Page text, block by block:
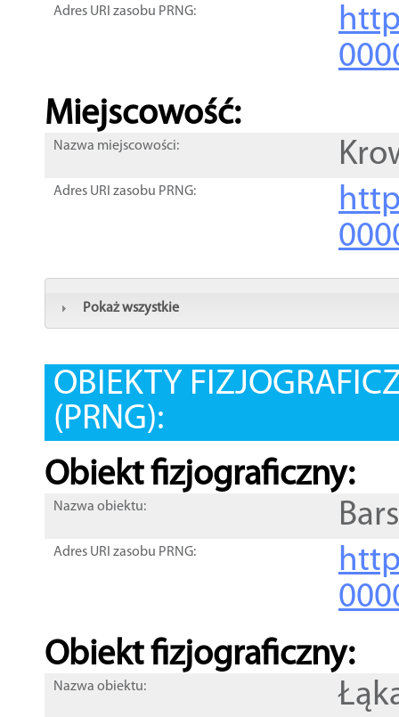
Adres URI zasobu PRNG:
Miejscowość:
Nazwa miejscowości:
Adres URI zasobu PRNG:
Pokaż wszystkie
OBIEKTY
(PRNG):
Obiekt fizjograficzny:
Nazwa obiektu:
Adres URI zasobu PRNG:
Obiekt fizjograficzny:
Nazwa obiektu: